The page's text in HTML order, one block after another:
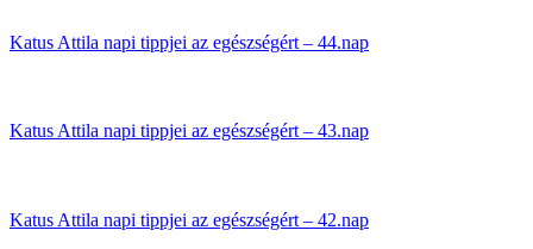
Katus Attila napi tippjei az egészségért – 44.nap
Katus Attila napi tippjei az egészségért – 43.nap
Katus Attila napi tippjei az egészségért – 42.nap